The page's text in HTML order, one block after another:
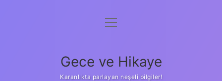
Anasayfa
Yasal Uyarı
menüyü
Gece ve Hikaye
Karanlıkta parlayan neşeli bilgiler!